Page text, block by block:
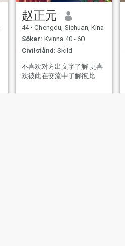
赵正元
44 • Chengdu, Sichuan, Kina
Söker: Kvinna 40 - 60
Civilstånd: Skild
不喜欢对方出文字了解 更喜
欢彼此在交流中了解彼此